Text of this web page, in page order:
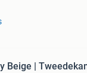
Beige |